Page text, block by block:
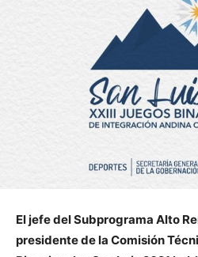
El jefe del Subprograma Alto
presidente de la Comisión